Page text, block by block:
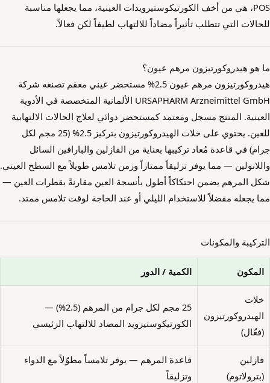
POS، هي من أخف الكورتيكوستيرويدات العينية، مما يجعلها مناسبة
للحالات التي تتطلب تأثيراً مضاداً للالتهاب لطيفاً لكن فعالاً.
ما هو هيدروكورتيزون مرهم عيون؟
هيدروكورتيزون مرهم عيون 2.5% مستحضر عيني معقم تصنعه شركة
URSAPHARM Arzneimittel GmbH الألمانية المتخصصة في الأدوية
العينية. المنتج مسجل ومعتمد كمستحضر دوائي لعلاج الحالات الالتهابية
للعين. يحتوي على خلات الهيدروكورتيزون بتركيز 2.5% (25 مجم لكل
جرام) في قاعدة مُعاد تركيبها بعناية من الفازلين والبارافين السائل
واللانولين — مما يوفر تزليقاً ممتازاً وزمن تلامس طويلاً مع السطح العيني.
شكل المرهم يضمن احتكاكاً أطول بأنسجة العين مقارنةً بقطرات العين —
مما يجعله مفضلاً للاستخدام الليلي أو عند الحاجة لوقت تلامس ممتد.
التركيبة والمكونات
المكون الكمية / الدور
خلات
الهيدروكورتيزون
(فعّال)
25 مجم لكل جرام من المرهم (2.5%) —
الكورتيكوستيرويد المضاد للالتهاب الرئيسي
فازلين
(بترولاتوم)
قاعدة المرهم — يوفر تلامساً مطوّلاً مع الدواء
وتزليقاً